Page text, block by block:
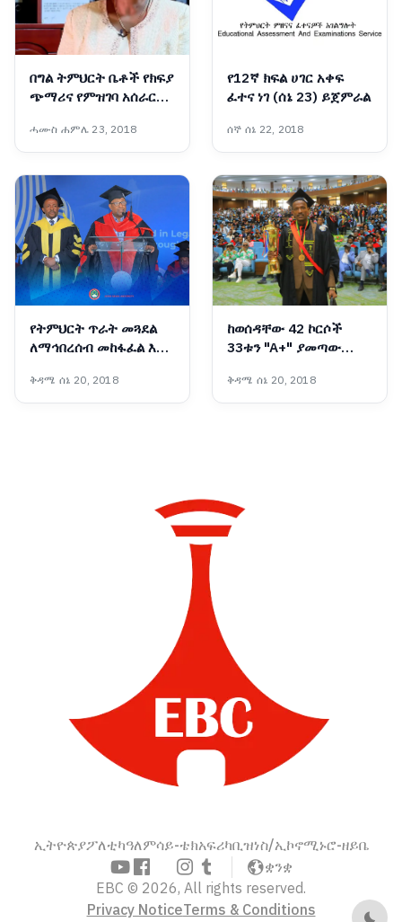
በግል ትምህርት ቤቶች የክፍያ
ጭማሪና የምዝገባ አሰራር
ነው፡- የአዲስ አበባ
ትምህርትና ሥልጠና ቁጥጥር
ባለስልጣን
ሓሙስ ሐምሌ 23, 2018
የ12ኛ ክፍል ሀገር አቀፍ
ፈተና ነገ (ሰኔ 23) ይጀምራል
ሰኞ ሰኔ 22, 2018
የትምህርት ጥራት መጓደል
ለማኅበረሰብ መከፋፈል እና
መንስዔ ነው - ፕሮፌሰር
ብርሃኑ ነጋ
ቅዳሜ ሰኔ 20, 2018
ከወሰዳቸው 42 ኮርሶች
33ቱን "A+" ያመጣው
ቅዳሜ ሰኔ 20, 2018
ኢትዮጵያፖለቲካዓለምሳይ-ቴክአፍሪካቢዝነስ/ኢኮኖሚኑሮ-ዘይቤ
ቋንቋ
EBC © 2026, All rights reserved.
Privacy NoticeTerms & Conditions